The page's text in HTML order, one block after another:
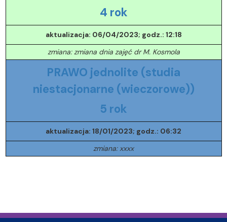
4 rok
aktualizacja: 06/04/2023; godz.: 12:18
zmiana: zmiana dnia zajęć dr M. Kosmola
PRAWO jednolite (studia
niestacjonarne (wieczorowe))
5 rok
aktualizacja: 18/01/2023; godz.: 06:32
zmiana: xxxx